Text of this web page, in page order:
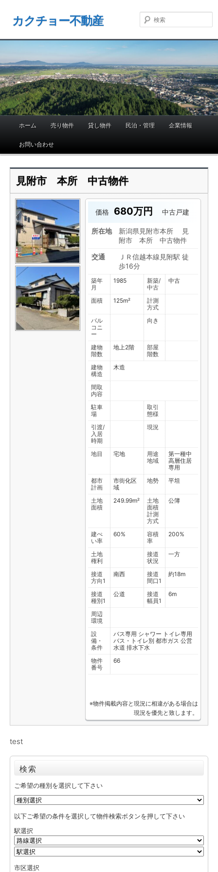
カクチョー不動産
ホーム 売り物件 貸し物件 民泊・管理 企業情報
お問い合わせ
見附市 本所 中古物件
価格 680万円 中古戸建
所在地
新潟県見附市本所 見
附市 本所 中古物件
交通
ＪＲ信越本線見附駅 徒
歩16分
築年
月
1985
新築/
中古
中古
面積 125m²
計測
方式
バル
コニ
ー
向き
建物
階数
地上2階
部屋
階数
建物
構造
木造
間取
内容
駐車
場
取引
態様
引渡/
入居
時期
現況
地目 宅地
用途
地域
第一種中
高層住居
専用
都市
計画
市街化区
域
地勢 平坦
土地
面積
249.99m²
土地
面積
計測
方式
公簿
建ぺ
い率
60%
容積
率
200%
土地
権利
接道
状況
一方
接道
方向1
南西
接道
間口1
約18m
接道
種別1
公道
接道
幅員1
6m
周辺
環境
設
備・
条件
バス専用 シャワー トイレ専用
バス・トイレ別 都市ガス 公営
水道 排水下水
物件
番号
66
※物件掲載内容と現況に相違がある場合は
現況を優先と致します。
test
検索
ご希望の種別を選択して下さい
以下ご希望の条件を選択して物件検索ボタンを押して下さい
駅選択
市区選択